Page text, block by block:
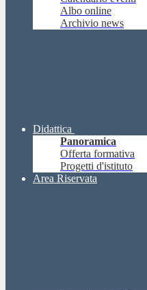
Albo online
Archivio news
Didattica
Panoramica
Offerta formativa
Progetti d'istituto
Area Riservata